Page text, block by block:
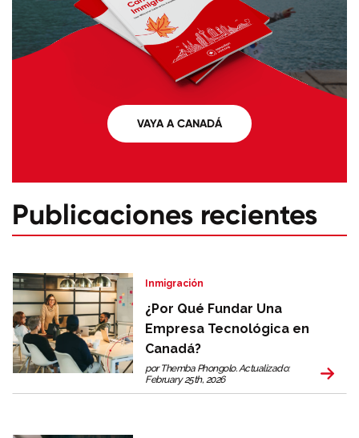
VAYA A CANADÁ
Publicaciones recientes
Inmigración
¿Por Qué Fundar Una
Empresa Tecnológica en
Canadá?
por Themba Phongolo. Actualizado:
February 25th, 2026